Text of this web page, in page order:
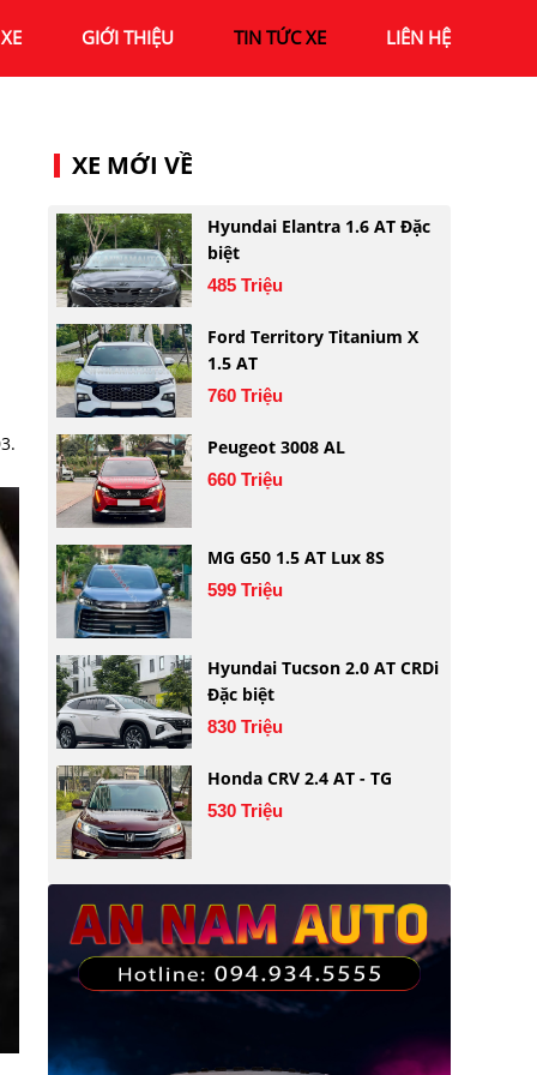
GIỚI THIỆU TIN TỨC XE LIÊN HỆ
XE MỚI VỀ
Hyundai Elantra 1.6 AT Đặc
biệt
485 Triệu
Ford Territory Titanium X
1.5 AT
760 Triệu
Peugeot 3008 AL
660 Triệu
MG G50 1.5 AT Lux 8S
599 Triệu
Hyundai Tucson 2.0 AT CRDi
Đặc biệt
830 Triệu
Honda CRV 2.4 AT - TG
530 Triệu